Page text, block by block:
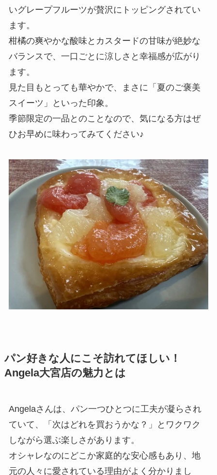
いグレープフルーツが贅沢にトッピングされてい
ます。
柑橘の爽やかな酸味とカスタードの甘味が絶妙な
バランスで、一口ごとに涼しさと幸福感が広がり
ます。
見た目もとっても華やかで、まさに「夏のご褒美
スイーツ」といった印象。
季節限定の一品とのことなので、気になる方はぜ
ひお早めに味わってみてください♪
パン好きな人にこそ訪れてほしい！
Angela大宮店の魅力とは
Angelaさんは、パン一つひとつに工夫が凝らされ
ていて、「次はどれを買おうかな？」とワクワク
しながら選ぶ楽しさがあります。
オシャレなのにどこか家庭的な安心感もあり、地
元の人々に愛されている理由がよく分かりまし